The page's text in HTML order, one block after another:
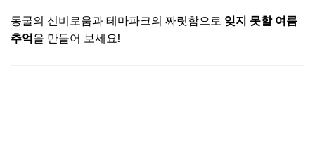
동굴의 신비로움과 테마파크의 짜릿함으로 잊지 못할 여름
추억 을 만들어 보세요!